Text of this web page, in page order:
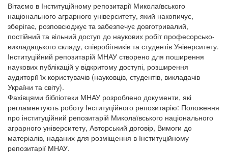
Вітаємо в Інституційному репозитарії Миколаївського
національного аграрного університету, який накопичує,
зберігає, розповсюджує та забезпечує довготривалий,
постійний та вільний доступ до наукових робіт професорсько-
викладацького складу, співробітників та студентів Університету.
Інституційний репозитарій МНАУ створено для поширення
наукових публікацій у відкритому доступі, розширення
аудиторії їх користувачів (науковців, студентів, викладачів
України та світу).
Фахівцями бібліотеки МНАУ розроблено документи, які
регламентують роботу Інституційного репозитарію: Положення
про інституційний репозитарій Миколаївського національного
аграрного університету, Авторський договір, Вимоги до
матеріалів, наданих для розміщення в Інституційному
репозитарії МНАУ.